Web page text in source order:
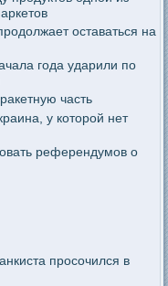
оставаться на
года ударили по
часть
у которой нет
референдумов о
просочился в